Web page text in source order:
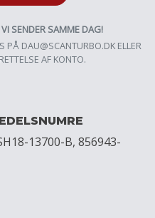
SENDER SAMME DAG!
PÅ DAU@SCANTURBO.DKELLER
AF KONTO.
13700-B, 856943-